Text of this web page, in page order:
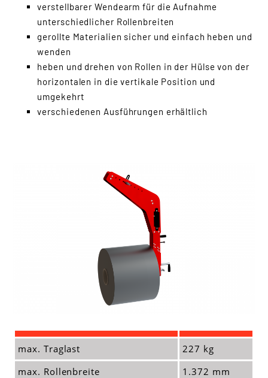
HRH-K
VRL-2200
HRW-K 330
HRW-K 500
Rollenhandling mit
Staplern
Schlepper und
Transportplattformen
Edelstahl-Produkte
Spezialprodukte
Corona- und Plasma-
Hülsen-Retter
Perforationssysteme
verstellbarer Wendearm für die Aufnahme
unterschiedlicher Rollenbreiten
gerollte Materialien sicher und einfach heben und
wenden
heben und drehen von Rollen in der Hülse von der
horizontalen in die vertikale Position und
umgekehrt
verschiedenen Ausführungen erhältlich
max. Traglast
227 kg
max. Rollenbreite
1.372 mm